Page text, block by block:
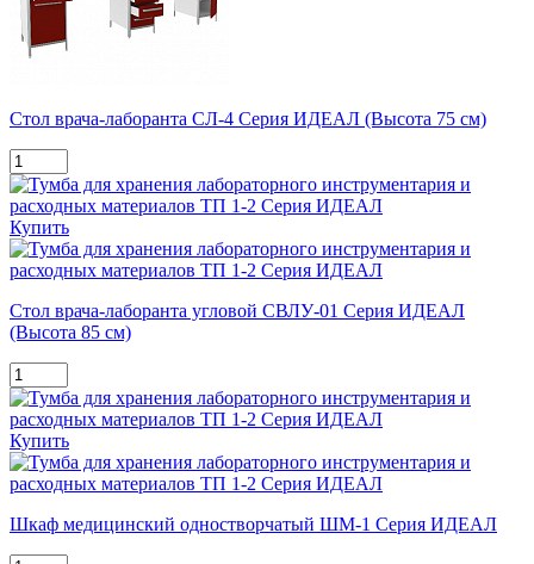
Стол врача-лаборанта СЛ-4 Серия ИДЕАЛ (Высота 75 см)
Купить
Стол врача-лаборанта угловой СВЛУ-01 Серия ИДЕАЛ
(Высота 85 см)
Купить
Шкаф медицинский одностворчатый ШМ-1 Серия ИДЕАЛ